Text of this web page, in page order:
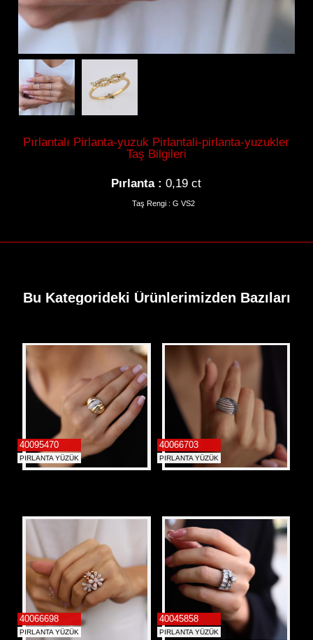
Gerdanlık
Bilezik
Tektaş
Alyans
Hikayemiz
İletişim
Pırlantalı Pirlanta-yuzuk Pirlantali-pirlanta-yuzukler
Taş Bilgileri
Pırlanta : 0,19 ct
Taş Rengi : G VS2
Bu Kategorideki Ürünlerimizden Bazıları
40095470
PIRLANTA YÜZÜK
40066703
PIRLANTA YÜZÜK
40066698
PIRLANTA YÜZÜK
40045858
PIRLANTA YÜZÜK